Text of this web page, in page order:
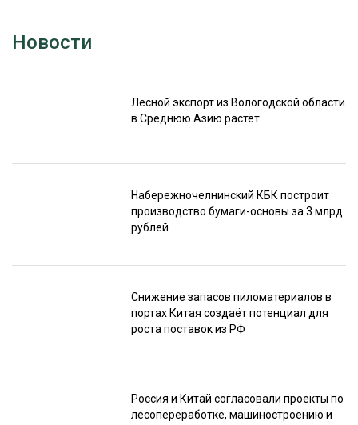
Новости
Лесной экспорт из Вологодской области
в Среднюю Азию растёт
Набережночелнинский КБК построит
производство бумаги-основы за 3 млрд
рублей
Снижение запасов пиломатериалов в
портах Китая создаёт потенциал для
роста поставок из РФ
Россия и Китай согласовали проекты по
лесопереработке, машиностроению и